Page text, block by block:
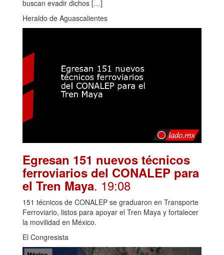
buscan evadir dichos […]
Heraldo de Aguascalientes
Egresan 151 nuevos técnicos
ferroviarios del CONALEP para
el Tren Maya. 19:08
151 técnicos de CONALEP se graduaron en Transporte
Ferroviario, listos para apoyar el Tren Maya y fortalecer
la movilidad en México.
El Congresista